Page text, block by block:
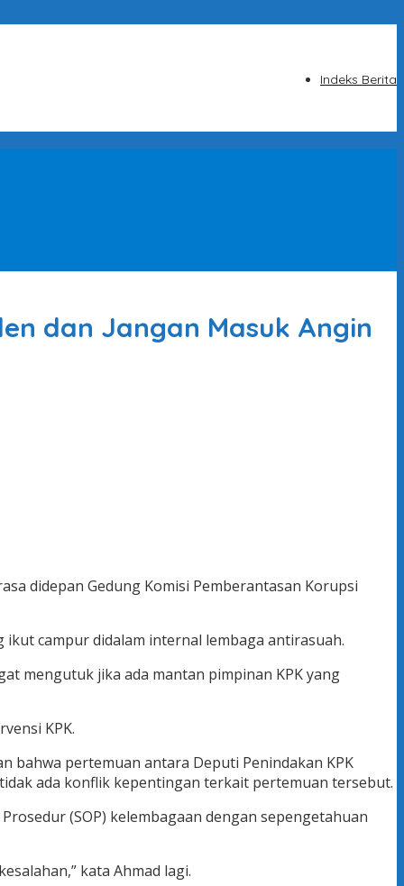
Indeks Berita
dan Jangan Masuk Angin
didepan Gedung Komisi Pemberantasan Korupsi
campur didalam internal lembaga antirasuah.
mengutuk jika ada mantan pimpinan KPK yang
KPK.
bahwa pertemuan antara Deputi Penindakan KPK
ada konflik kepentingan terkait pertemuan tersebut.
(SOP) kelembagaan dengan sepengetahuan
kata Ahmad lagi.